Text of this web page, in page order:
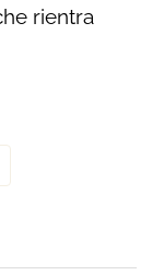
rientra